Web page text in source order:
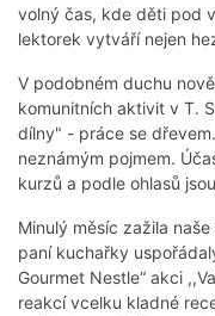
volný čas, kde děti pod
lektorek vytváří nejen
V podobném duchu
komunitních aktivit v T.
dílny" - práce se
neznámým pojmem.
kurzů a podle ohlasů
Minulý měsíc zažila
paní kuchařky
Gourmet Nestle“ akci
reakcí vcelku kladné